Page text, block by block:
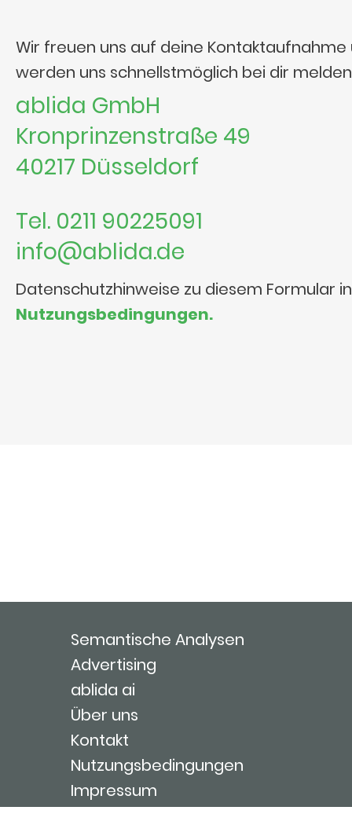
Wir freuen uns auf deine Kontaktaufnahme
werden uns schnellstmöglich bei dir
ablida GmbH
Kronprinzenstraße 49
40217 Düsseldorf
Tel. 0211 90225091
info@ablida.de
Datenschutzhinweise zu diesem Formular
Nutzungsbedingungen.
Semantische Analysen
Advertising
ablida ai
Über uns
Kontakt
Nutzungsbedingungen
Impressum